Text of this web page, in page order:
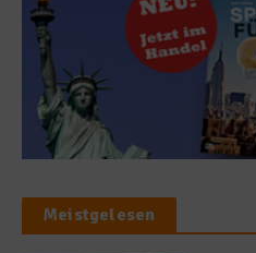
Meistgelesen